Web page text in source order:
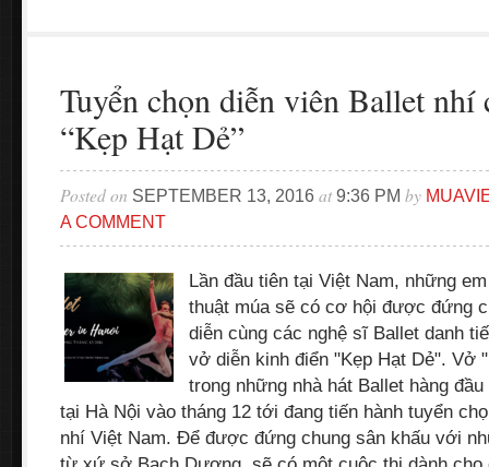
Tuyển chọn diễn viên Ballet nhí
“Kẹp Hạt Dẻ”
Posted on SEPTEMBER 13, 2016 at9:36 PM by
A COMMENT
Lần đầu tiên tại Việt Nam, những
thuật múa sẽ có cơ hội được đứng
diễn cùng các nghệ sĩ Ballet danh
vở diễn kinh điển "Kẹp Hạt Dẻ". Vở
trong những nhà hát Ballet hàng
tại Hà Nội vào tháng 12 tới đang tiến hành tuyển
nhí Việt Nam. Để được đứng chung sân khấu với